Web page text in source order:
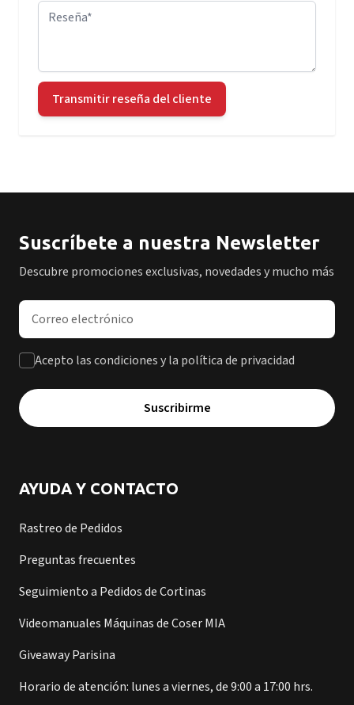
Reseña
Transmitir reseña del cliente
Suscríbete a nuestra Newsletter
Descubre promociones exclusivas, novedades y mucho más
Dirección de correo electrónico
Acepto las condiciones y la política de privacidad
Suscribirme
AYUDA Y CONTACTO
Rastreo de Pedidos
Preguntas frecuentes
Seguimiento a Pedidos de Cortinas
Videomanuales Máquinas de Coser MIA
Giveaway Parisina
Horario de atención: lunes a viernes, de 9:00 a 17:00 hrs.